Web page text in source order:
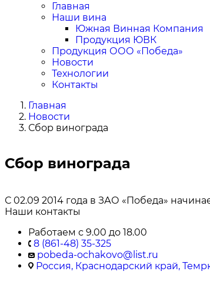
Главная
Наши вина
Южная Винная Компания
Продукция ЮВК
Продукция ООО «Победа»
Новости
Технологии
Контакты
Главная
Новости
Сбор винограда
Сбор винограда
С 02.09 2014 года в ЗАО «Победа»
Наши контакты
Работаем с 9.00 до 18.00
8 (861-48) 35-325
pobeda-ochakovo@list.ru
Россия, Краснодарский край,